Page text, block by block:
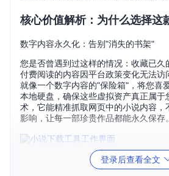
核心价值解析：为什么选择这
数字内容永久化：告别"消失的书架"
您是否曾遇到过这样的情况：收藏已久
付费阅读的内容因平台政策变化无法
就像一个数字内容的"保险箱"，将您喜
本地硬盘，确保这些虚拟资产真正属于
术，它能精准抓取网页中的小说内容，
影响，让每一部珍贵作品都能永久保存。
图：novel-downloader在小说网页中的
表和下载控制界面，小说下载过程一目
登录后查看全文